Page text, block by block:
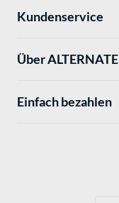
Kundenservice
Über ALTERNATE
Einfach bezahlen